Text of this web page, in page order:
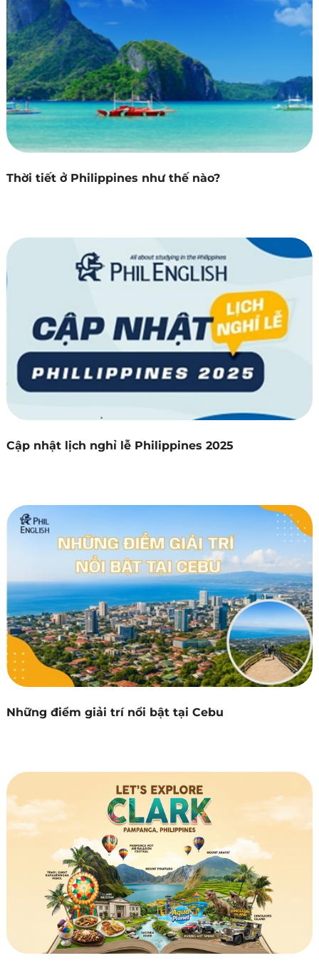
Thời tiết ở Philippines như thế nào?
Cập nhật lịch nghỉ lễ Philippines 2025
Những điểm giải trí nổi bật tại Cebu